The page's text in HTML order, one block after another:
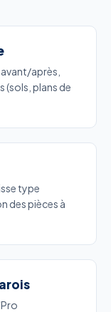
après,
plans de
type
des pièces à